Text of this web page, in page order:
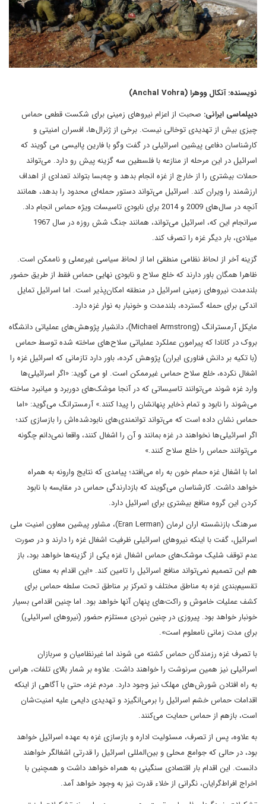
نویسنده: آنکال ووهرا (Anchal Vohra)
دیپلماسی ایرانی: صحبت از اعزام نیروهای زمینی برای شکست قطعی حماس
چیزی بیش از تهدیدی توخالی نیست. برخی از ژنرال‌ها، افسران امنیتی و
کارشناسان دفاعی پیشین اسرائیلی در گفت وگو با فارین پالیسی می گویند که
اسرائیل در این مرحله از منازعه با فلسطین سه گزینه پیش رو دارد. می‌تواند
حملات بیشتری را از خارج از غزه انجام بدهد و چه‌بسا بتواند تعدادی از اهداف
ارزشمند را ویران کند. اسرائیل می‌تواند دستور حمله‌ای محدود را بدهد، همانند
آنچه در سال‌های 2009 و 2014 برای نابودی تاسیسات ویژه حماس انجام داد.
سرانجام این که، اسرائیل می‌تواند، همانند جنگ شش روزه در سال 1967
میلادی، بار دیگر غزه را تصرف کند.
گزینه آخر از لحاظ نظامی منطقی اما از لحاظ سیاسی غیرعملی و ناممکن است.
ظاهرا همگان باور دارند که خلع‌ سلاح و نابودی نهایی حماس فقط از طریق حضور
بلندمدت نیروهای زمینی اسرائیل در منطقه امکان‌پذیر است. اما اسرائیل تمایل
اندکی برای حمله گسترده، بلندمدت و خونبار به نوار غزه دارد.
مایکل آرمسترانگ (Michael Armstrong)، دانشیار پژوهش‌های عملیاتی دانشگاه
بروک در کانادا که پیرامون عملکرد عملیاتی سلاح‌های ساخته شده توسط حماس
(با تکیه بر دانش فناوری ایران) پژوهش کرده، باور دارد تازمانی که اسرائیل غزه را
اشغال نکرده، خلع سلاح حماس غیرممکن است. او می گوید: «اگر اسرائیلی‌ها
وارد غزه شوند می‌توانند تاسیساتی که در آنجا موشک‌های دوربرد و میانبرد ساخته
می‌شوند را نابود و تمام ذخایر پنهانشان را پیدا کنند.» آرمسترانگ می‌گوید: «اما
حماس نشان داده است که می‌تواند توانمندی‌های نابود‌شده‌اش را بازسازی کند؛
اگر اسرائیلی‌ها نخواهند در غزه بمانند و آن را اشغال کنند، واقعا نمی‌دانم چگونه
می‌توانند حماس را خلع سلاح کنند.»
اما با اشغال غزه حمام خون به راه می‌افتد؛ پیامدی که نتایج وارونه به همراه
خواهد داشت. کارشناسان می‌گویند که بازدارندگی حماس در مقایسه با نابود
کردن این گروه منافع بیشتری برای اسرائیل دارد.
سرهنگ بازنشسته اران لرمان (Eran Lerman)، مشاور پیشین معاون امنیت ملی
اسرائیل، گفت با اینکه نیروهای اسرائیلی ظرفیت اشغال غزه را دارند و در صورت
عدم توقف شلیک موشک‌های حماس اشغال غزه یکی از گزینه‌ها خواهد بود، باز
هم این تصمیم نمی‌تواند منافع اسرائیل را تامین کند. «این اقدام به معنای
تقسیم‌بندی غزه به مناطق مختلف و تمرکز بر مناطق تحت سلطه حماس برای
کشف عملیات‌ خاموش و راکت‌های پنهان‌ آنها خواهد بود. اما چنین اقدامی بسیار
خونبار خواهد بود. پیروزی در چنین نبردی مستلزم حضور (نیروهای اسرائیلی)
برای مدت زمانی نامعلوم است».
با تصرف غزه رزمندگان حماس کشته می شوند اما غیرنظامیان و سربازان
اسرائیلی نیز همین سرنوشت را خواهند داشت. علاوه بر شمار بالای تلفات، هراس
به راه افتادن شورش‌های مهلک نیز وجود دارد. مردم غزه، حتی با آگاهی از اینکه
اقدامات حماس خشم اسرائیل را برمی‌انگیزد و تهدیدی دایمی علیه امنیت‌شان
است، بازهم از حماس حمایت می‌کنند.
به علاوه، پس از تصرف، مسئولیت اداره و بازسازی غزه به عهده اسرائیل خواهد
بود، در حالی که جوامع محلی و بین‌المللی اسرائیل را قدرتی اشغالگر خواهند
دانست. این اقدام بار اقتصادی سنگینی به همراه خواهد داشت و همچنین با
اخراج افراط‌گرایان، نگرانی از خلاء قدرت نیز به وجود خواهد آمد.